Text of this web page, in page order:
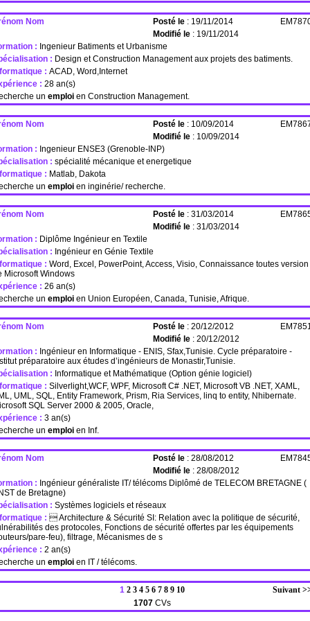
Nom Posté le: 19/11/2014
Modifié le: 19/11/2014
: Ingenieur Batiments et Urbanisme
: Design et Construction Management aux projets des batiments.
: ACAD, Word,Internet
: 28 an(s)
un emploien Construction Management.
Nom Posté le: 10/09/2014
Modifié le: 10/09/2014
: Ingenieur ENSE3 (Grenoble-INP)
: spécialité mécanique et energetique
: Matlab, Dakota
un emploien inginérie/ recherche.
Nom Posté le: 31/03/2014
Modifié le: 31/03/2014
: Diplôme Ingénieur en Textile
: Ingénieur en Génie Textile
: Word, Excel, PowerPoint, Access, Visio, Connaissance toutes version
Microsoft Windows
: 26 an(s)
un emploien Union Européen, Canada, Tunisie, Afrique.
Nom Posté le: 20/12/2012
Modifié le: 20/12/2012
: Ingénieur en Informatique - ENIS, Sfax,Tunisie. Cycle préparatoire -
préparatoire aux études d’ingénieurs de Monastir,Tunisie.
: Informatique et Mathématique (Option génie logiciel)
: Silverlight,WCF, WPF, Microsoft C# .NET, Microsoft VB .NET, XAML,
UML, SQL, Entity Framework, Prism, Ria Services, linq to entity, Nhibernate.
SQL Server 2000 & 2005, Oracle,
: 3 an(s)
un emploien Inf.
Nom Posté le: 28/08/2012
Modifié le: 28/08/2012
: Ingénieur généraliste IT/ télécoms Diplômé de TELECOM BRETAGNE (
de Bretagne)
: Systèmes logiciels et réseaux
:  Architecture & Sécurité SI: Relation avec la politique de sécurité,
des protocoles, Fonctions de sécurité offertes par les équipements
pare-feu), filtrage, Mécanismes de s
: 2 an(s)
un emploien IT / télécoms.
1 2 3 4 5 6 7 8 9 10
Suivant
1707CVs